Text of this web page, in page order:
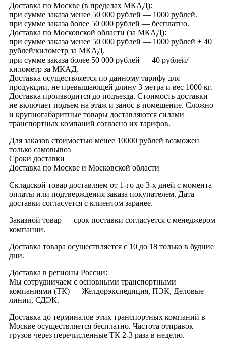
Доставка по Москве (в пределах МКАД):
при сумме заказа менее 50 000 рублей — 1000 рублей.
при сумме заказа более 50 000 рублей — бесплатно.
Доставка по Московской области (за МКАД):
при сумме заказа менее 50 000 рублей — 1000 рублей + 40
рублей/километр за МКАД.
при сумме заказа более 50 000 рублей — 40 рублей/
километр за МКАД.
Доставка осуществляется по данному тарифу для
продукции, не превышающей длину 3 метра и вес 1000 кг.
Доставка производится до подъезда. Стоимость доставки
не включает подъем на этаж и занос в помещение. Сложно
и крупногабаритные товары доставляются силами
транспортных компаний согласно их тарифов.
Для заказов стоимостью менее 10000 рублей возможен
только самовывоз
Сроки доставки
Доставка по Москве и Московской области
Складской товар доставляем от 1-го до 3-х дней с момента
оплаты или подтверждения заказа покупателем. Дата
доставки согласуется с клиентом заранее.
Заказной товар — срок поставки согласуется с менеджером
компании.
Доставка товара осуществляется с 10 до 18 только в будние
дни.
Доставка в регионы России:
Мы сотрудничаем с основными транспортными
компаниями (ТК) — Желдорэкспедиция, ПЭК, Деловые
линии, СДЭК.
Доставка до терминалов этих транспортных компаний в
Москве осуществляется бесплатно. Частота отправок
грузов через перечисленные ТК 2-3 раза в неделю.